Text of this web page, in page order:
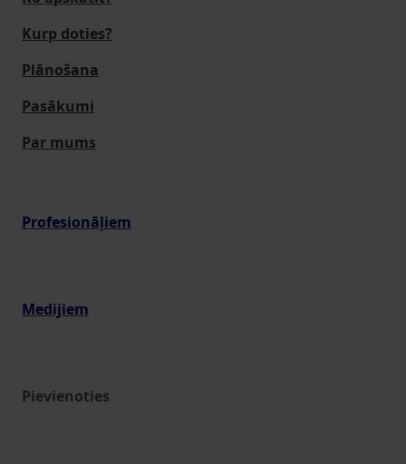
Kurp doties?
Plānošana
Pasākumi
Par mums
Profesionāļiem
Medijiem
Pievienoties